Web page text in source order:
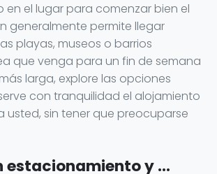
el lugar para comenzar bien el
generalmente permite llegar
playas, museos o barrios
que venga para un fin de semana
larga, explore las opciones
con tranquilidad el alojamiento
usted, sin tener que preocuparse
estacionamiento y ...